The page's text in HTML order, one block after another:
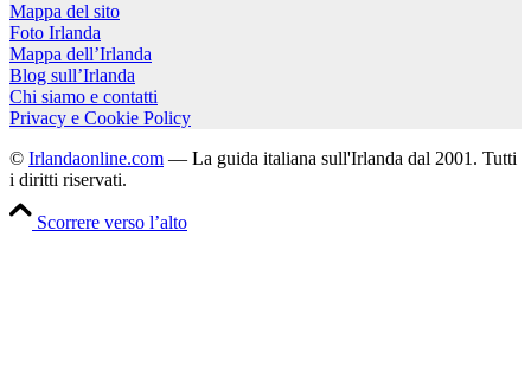
Mappa del sito
Foto Irlanda
Mappa dell’Irlanda
Blog sull’Irlanda
Chi siamo e contatti
Privacy e Cookie Policy
© Irlandaonline.com — La guida italiana sull'Irlanda dal 2001. Tutti
i diritti riservati.
Scorrere verso l’alto